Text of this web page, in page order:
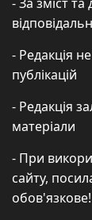
- Редакція
публікацій
- Редакція
матеріали
- При
сайту,
обов'язкове!